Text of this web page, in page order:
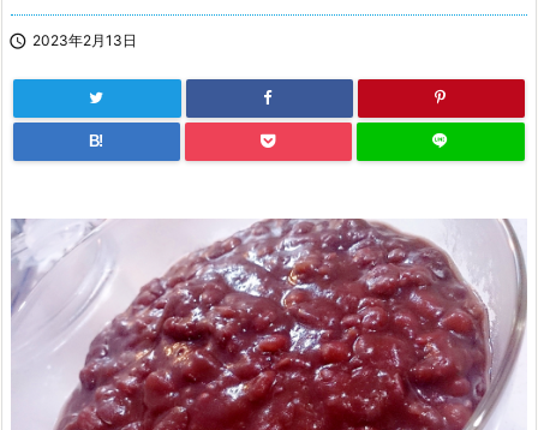

 2023年2月13日
B!